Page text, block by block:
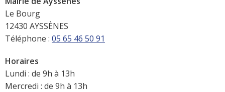
Le Bourg
12430 AYSSÈNES
Téléphone : 05 65 46 50 91
Horaires
Lundi : de 9h à 13h
Mercredi : de 9h à 13h